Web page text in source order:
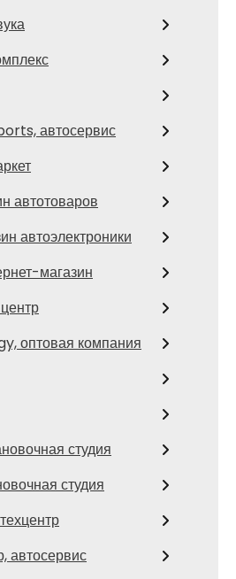
автосервис
автотоваров
автоэлектроники
магазин
оптовая компания
студия
студия
автосервис